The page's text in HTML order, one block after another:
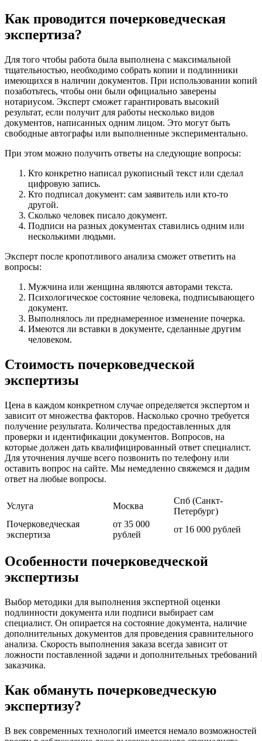
Как проводится почерковедческая
экспертиза?
Для того чтобы работа была выполнена с максимальной
тщательностью, необходимо собрать копии и подлинники
имеющихся в наличии документов. При использовании копий
позаботьтесь, чтобы они были официально заверены
нотариусом. Эксперт сможет гарантировать высокий
результат, если получит для работы несколько видов
документов, написанных одним лицом. Это могут быть
свободные автографы или выполненные экспериментально.
При этом можно получить ответы на следующие вопросы:
Кто конкретно написал рукописный текст или сделал
цифровую запись.
Кто подписал документ: сам заявитель или кто-то
другой.
Сколько человек писало документ.
Подписи на разных документах ставились одним или
несколькими людьми.
Эксперт после кропотливого анализа сможет ответить на
вопросы:
Мужчина или женщина являются авторами текста.
Психологическое состояние человека, подписывающего
документ.
Выполнялось ли преднамеренное изменение почерка.
Имеются ли вставки в документе, сделанные другим
человеком.
Стоимость почерковедческой
экспертизы
Цена в каждом конкретном случае определяется экспертом и
зависит от множества факторов. Насколько срочно требуется
получение результата. Количества предоставленных для
проверки и идентификации документов. Вопросов, на
которые должен дать квалифицированный ответ специалист.
Для уточнения лучше всего позвонить по телефону или
оставить вопрос на сайте. Мы немедленно свяжемся и дадим
ответ на любые вопросы.
Услуга Москва
Спб (Санкт-
Петербург)
Почерковедческая
экспертиза
от 35 000
рублей
от 16 000 рублей
Особенности почерковедческой
экспертизы
Выбор методики для выполнения экспертной оценки
подлинности документа или подписи выбирает сам
специалист. Он опирается на состояние документа, наличие
дополнительных документов для проведения сравнительного
анализа. Скорость выполнения заказа всегда зависит от
ложности поставленной задачи и дополнительных требований
заказчика.
Как обмануть почерковедческую
экспертизу?
В век современных технологий имеется немало возможностей